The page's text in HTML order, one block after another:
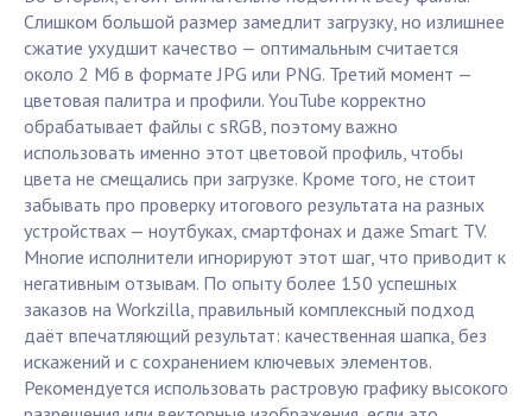
Слишком большой размер замедлит загрузку, но излишнее
сжатие ухудшит качество — оптимальным считается
около 2 Мб в формате JPG или PNG. Третий момент —
цветовая палитра и профили. YouTube корректно
обрабатывает файлы с sRGB, поэтому важно
использовать именно этот цветовой профиль, чтобы
цвета не смещались при загрузке. Кроме того, не стоит
забывать про проверку итогового результата на разных
устройствах — ноутбуках, смартфонах и даже Smart TV.
Многие исполнители игнорируют этот шаг, что приводит к
негативным отзывам. По опыту более 150 успешных
заказов на Workzilla, правильный комплексный подход
даёт впечатляющий результат: качественная шапка, без
искажений и с сохранением ключевых элементов.
Рекомендуется использовать растровую графику высокого